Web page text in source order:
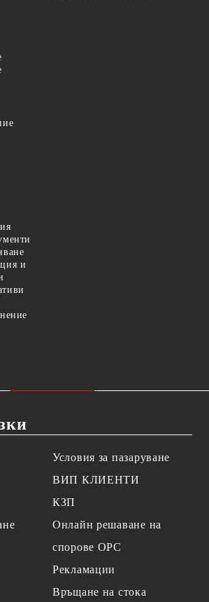
и
Условия за пазаруване
ВИП КЛИЕНТИ
КЗП
Онлайн решаване на
спорове OPC
Рекламации
Връщане на стока